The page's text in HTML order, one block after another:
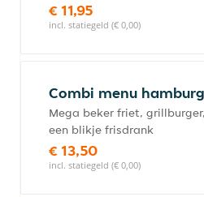
€ 11,95
incl. statiegeld (€ 0,00)
Combi menu
Mega beker friet,
een blikje frisdrank
€ 13,50
incl. statiegeld (€ 0,00)